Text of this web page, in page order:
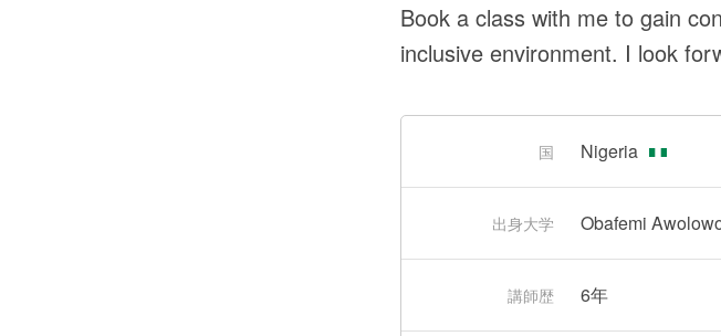
Book a class with me to gain
inclusive environment. I look
国 Nigeria
出身大学 Obafemi
講師歴 6年